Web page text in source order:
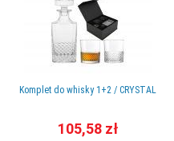
Komplet do whisky 1+2 / CRYSTAL
105,58 zł